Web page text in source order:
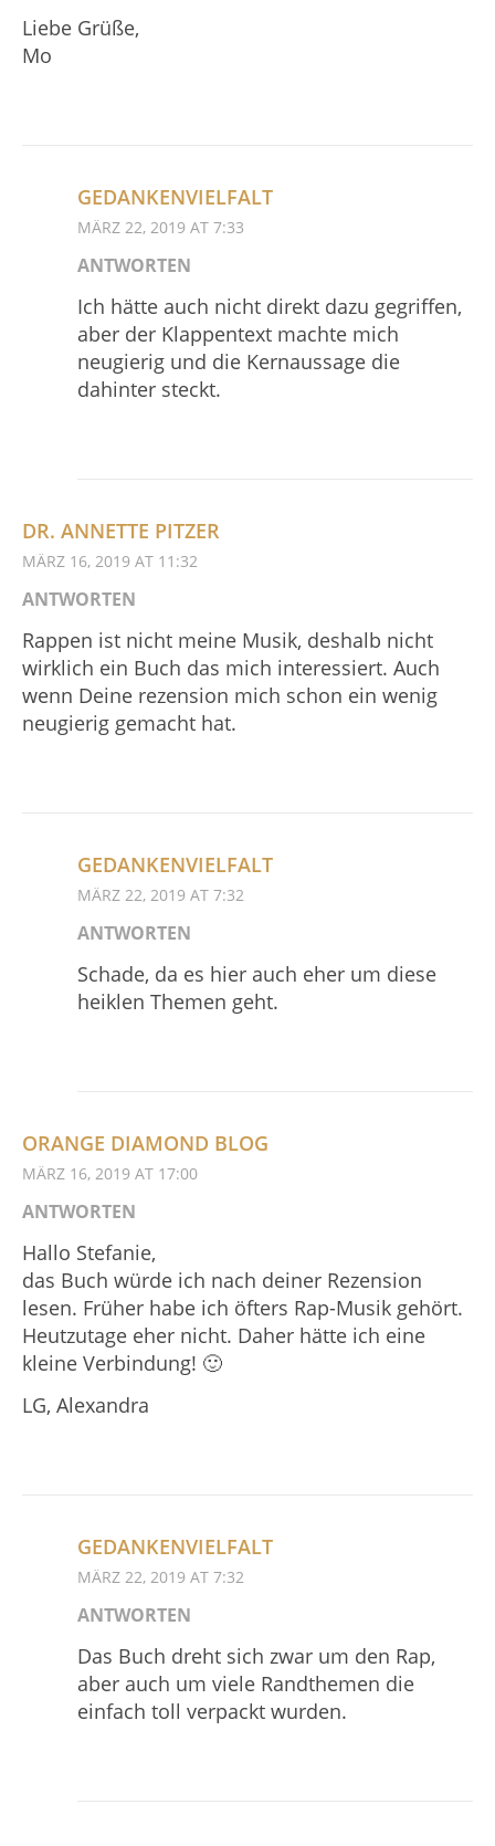
Liebe Grüße,
Mo
GEDANKENVIELFALT
MÄRZ 22, 2019 AT 7:33
ANTWORTEN
Ich hätte auch nicht direkt dazu gegriffen,
aber der Klappentext machte mich
neugierig und die Kernaussage die
dahinter steckt.
DR. ANNETTE PITZER
MÄRZ 16, 2019 AT 11:32
ANTWORTEN
Rappen ist nicht meine Musik, deshalb nicht
wirklich ein Buch das mich interessiert. Auch
wenn Deine rezension mich schon ein wenig
neugierig gemacht hat.
GEDANKENVIELFALT
MÄRZ 22, 2019 AT 7:32
ANTWORTEN
Schade, da es hier auch eher um diese
heiklen Themen geht.
ORANGE DIAMOND BLOG
MÄRZ 16, 2019 AT 17:00
ANTWORTEN
Hallo Stefanie,
das Buch würde ich nach deiner Rezension
lesen. Früher habe ich öfters Rap-Musik gehört.
Heutzutage eher nicht. Daher hätte ich eine
kleine Verbindung! 🙂
LG, Alexandra
GEDANKENVIELFALT
MÄRZ 22, 2019 AT 7:32
ANTWORTEN
Das Buch dreht sich zwar um den Rap,
aber auch um viele Randthemen die
einfach toll verpackt wurden.